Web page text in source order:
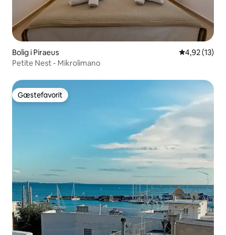
Bolig i Piraeus 4,92 ud af 5
4,92 (13)
Petite Nest - Mikrolimano
Gæstefavorit
Gæstefavorit